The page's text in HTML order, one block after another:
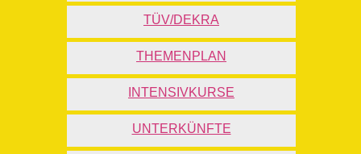
TÜV/DEKRA
THEMENPLAN
INTENSIVKURSE
UNTERKÜNFTE